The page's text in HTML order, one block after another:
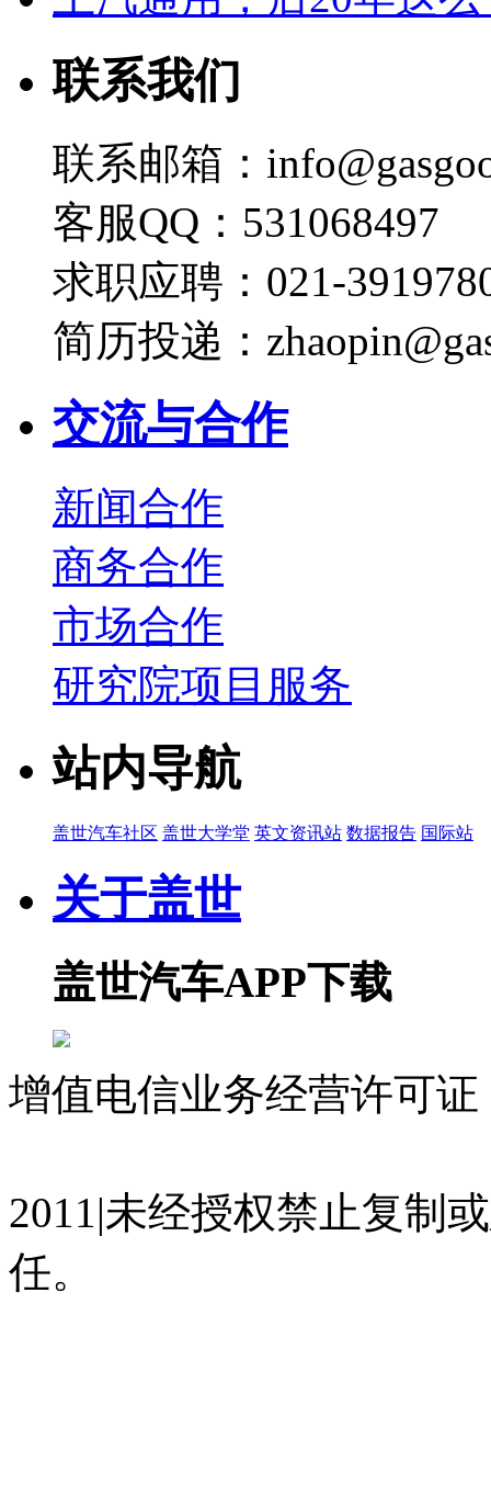
联系我们
联系邮箱：
客服QQ：531068497
求职应聘：021-
简历投递：
交流与合作
新闻合作
商务合作
市场合作
研究院项目服务
站内导航
盖世汽车社区 盖世大学堂 英文资讯站 数据报告 国际站
关于盖世
盖世汽车APP下载
增值电信业务经营许可
2011|未经授权禁止复制
任。